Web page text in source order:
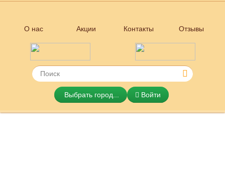
О нас Акции Контакты Отзывы
Выбрать город... Войти